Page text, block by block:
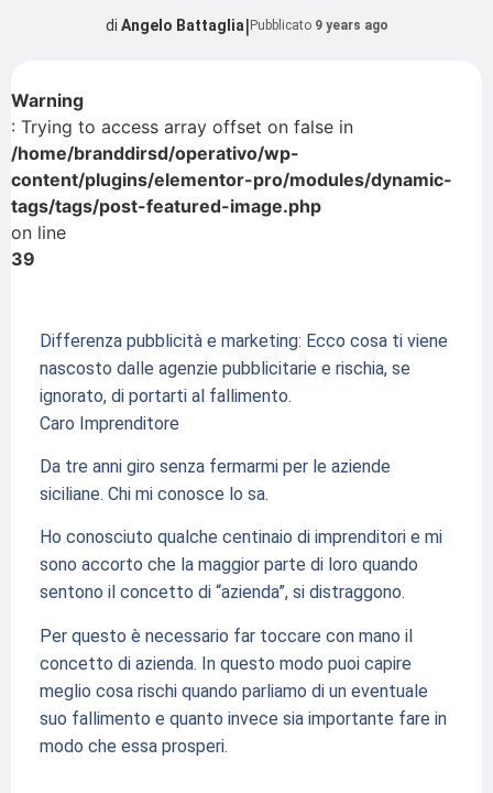
di Angelo Battaglia| Pubblicato 9 years ago
Warning
: Trying to access array offset on false in
/home/branddirsd/operativo/wp-
content/plugins/elementor-pro/modules/dynamic-
tags/tags/post-featured-image.php
on line
39
Differenza pubblicità e marketing: Ecco cosa ti viene
nascosto dalle agenzie pubblicitarie e rischia, se
ignorato, di portarti al fallimento.
Caro Imprenditore
Da tre anni giro senza fermarmi per le aziende
siciliane. Chi mi conosce lo sa.
Ho conosciuto qualche centinaio di imprenditori e mi
sono accorto che la maggior parte di loro quando
sentono il concetto di “azienda”, si distraggono.
Per questo è necessario far toccare con mano il
concetto di azienda. In questo modo puoi capire
meglio cosa rischi quando parliamo di un eventuale
suo fallimento e quanto invece sia importante fare in
modo che essa prosperi.